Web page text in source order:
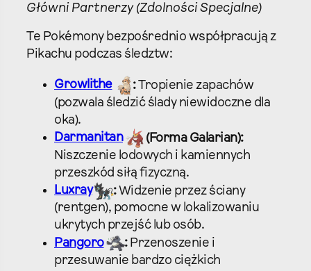
Główni Partnerzy (Zdolności Specjalne)
Te Pokémony bezpośrednio współpracują z
Pikachu podczas śledztw:
Growlithe :Tropienie zapachów
(pozwala śledzić ślady niewidoczne dla
oka).
Darmanitan
(Forma Galarian):
Niszczenie lodowych i kamiennych
przeszkód siłą fizyczną.
Luxray
:Widzenie przez ściany
(rentgen), pomocne w lokalizowaniu
ukrytych przejść lub osób.
Pangoro
:Przenoszenie i
przesuwanie bardzo ciężkich